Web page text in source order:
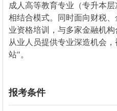
成人高等教育专业（专升本
相结合模式。同时面向财税
业资格培训，与多家金融机
从业人员提供专业深造机会
站"。
报考条件